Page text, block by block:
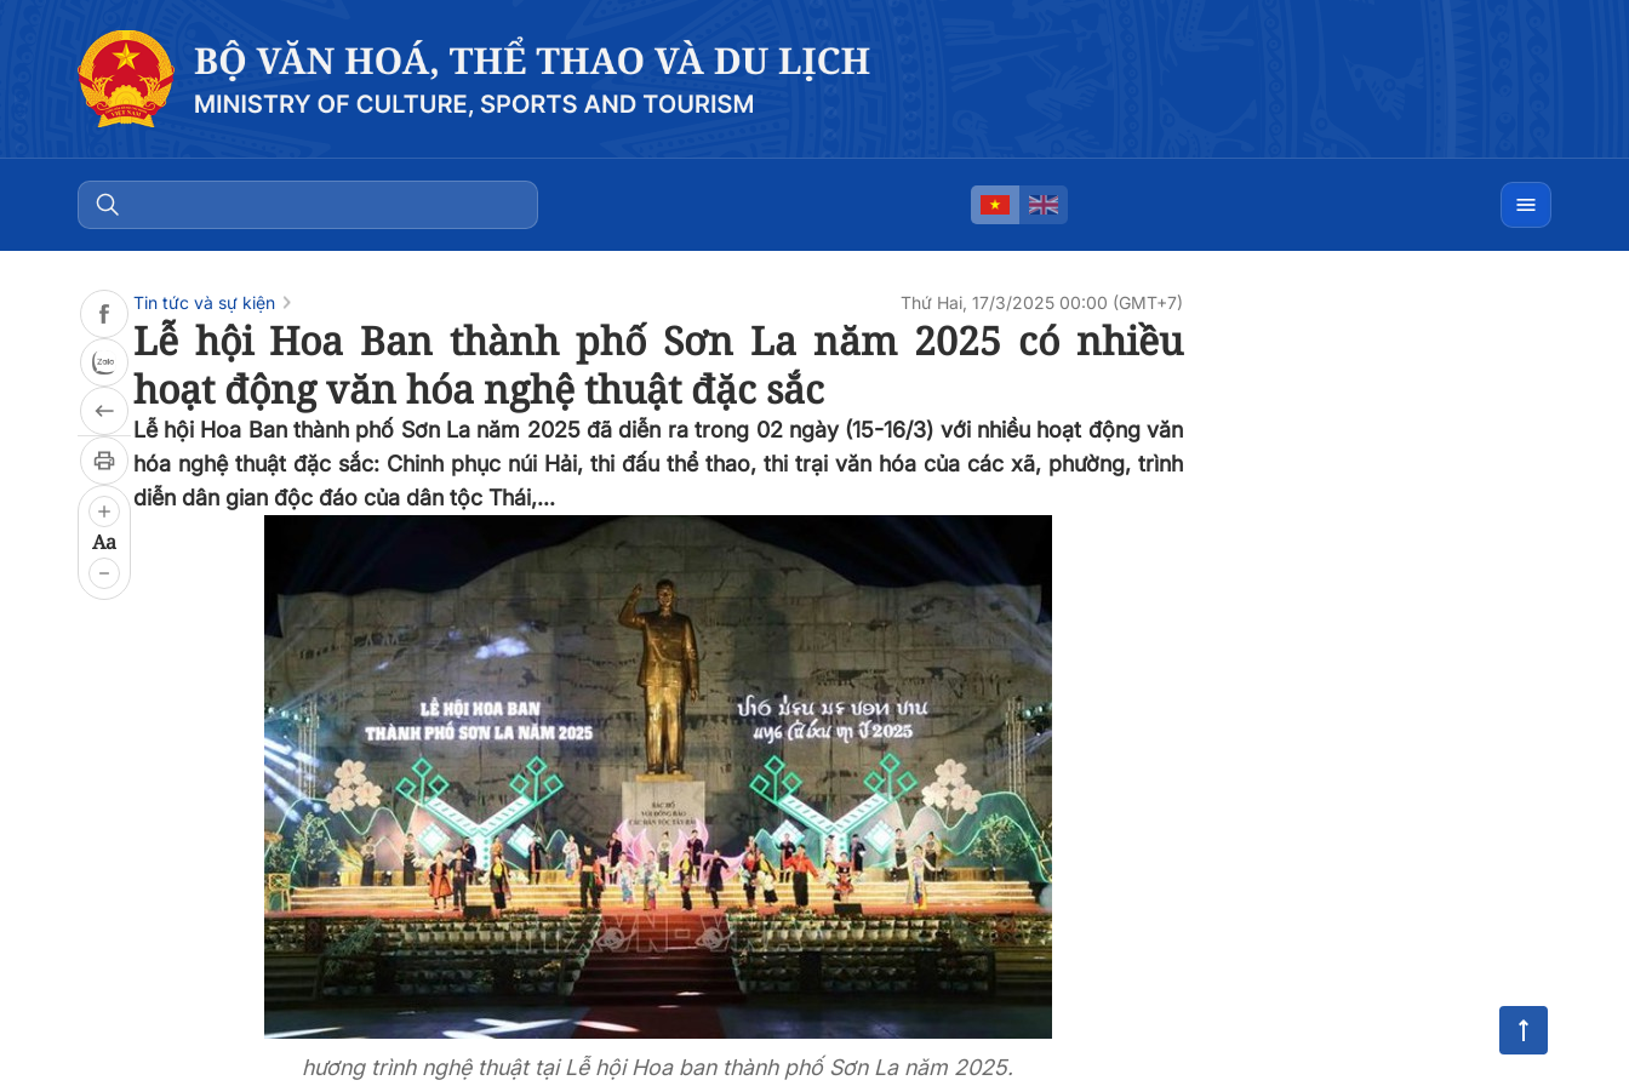
Aa
Tin tức và sự kiện Thứ Hai, 17/3/2025 00:00 (GMT+7)
Lễ hội Hoa Ban thành phố Sơn La năm 2025 có nhiều
hoạt động văn hóa nghệ thuật đặc sắc
Lễ hội Hoa Ban thành phố Sơn La năm 2025 đã diễn ra trong 02 ngày (15-16/3) với nhiều hoạt động văn
hóa nghệ thuật đặc sắc: Chinh phục núi Hải, thi đấu thể thao, thi trại văn hóa của các xã, phường, trình
diễn dân gian độc đáo của dân tộc Thái,...
hương trình nghệ thuật tại Lễ hội Hoa ban thành phố Sơn La năm 2025.
0:00 0:00